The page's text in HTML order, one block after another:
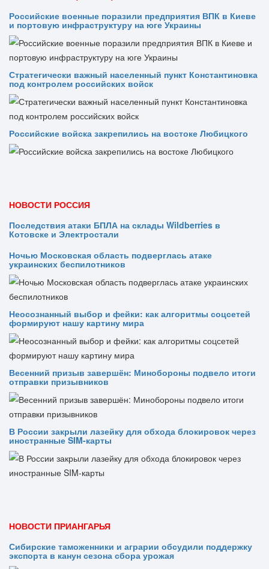
Российские военные поразили предприятия ВПК в Киеве
и портовую инфраструктуру на юге Украины
Стратегически важный населенный пункт Константиновка
под контролем российских войск
Российские войска закрепились на востоке Любицкого
НОВОСТИ РОССИЯ
Последствия атаки БПЛА на склады Wildberries в
Котовске и Электростали
Ночью Московская область подверглась атаке
украинских беспилотников
Неосознанный выбор и фейки: как алгоритмы соцсетей
формируют нашу картину мира
Весенний призыв завершён: Минобороны подвело итоги
отправки призывников
В России закрыли лазейку для обхода блокировок через
иностранные SIM-карты
НОВОСТИ ПРИАНГАРЬЯ
Сибирские таможенники и аграрии обсудили поддержку
экспорта в канун сезона сбора урожая